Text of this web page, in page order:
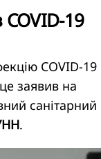
COVID-19
COVID-19
заявив на
санітарний
.